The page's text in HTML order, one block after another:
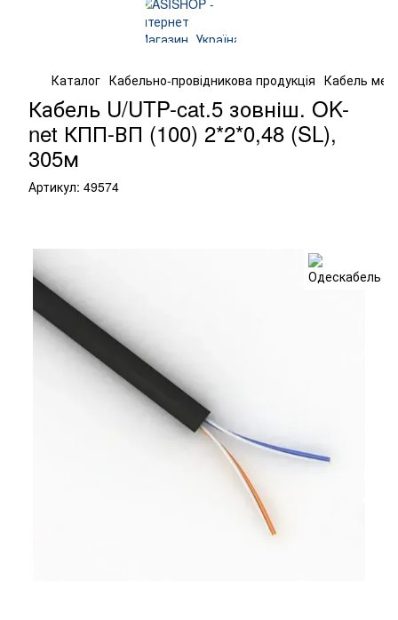
Каталог Кабельно-провідникова продукція Кабель
Кабель U/UTP-cat.5 зовніш. OK-
net КПП-ВП (100) 2*2*0,48 (SL),
305м
Артикул: 49574